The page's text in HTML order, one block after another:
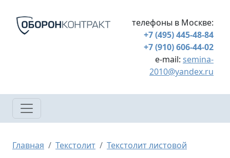
телефоны в Москве:
+7 (495) 445-48-84
+7 (910) 606-44-02
e-mail: semina-
2010@yandex.ru
Строка навигации
Главная Текстолит Текстолит листовой